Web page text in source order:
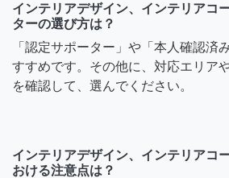
インテリアデザイン、インテリアコ
ターの選び方は？
「認定サポーター」や「本人確認済
すすめです。その他に、対応エリア
を確認して、選んでください。
インテリアデザイン、インテリアコ
おける注意点は？